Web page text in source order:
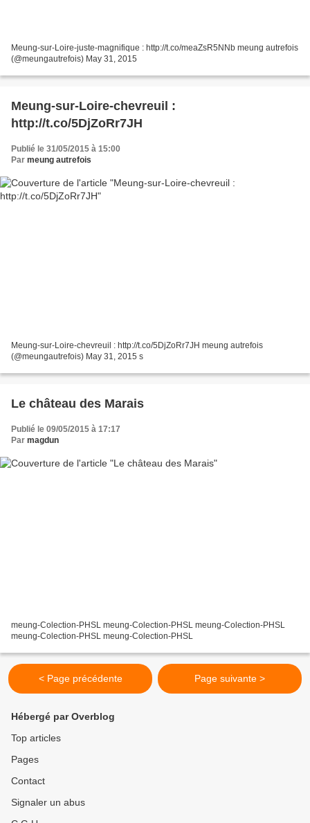
Meung-sur-Loire-juste-magnifique : http://t.co/meaZsR5NNb meung autrefois
(@meungautrefois) May 31, 2015
Meung-sur-Loire-chevreuil :
http://t.co/5DjZoRr7JH
Publié le 31/05/2015 à 15:00
Par meung autrefois
Meung-sur-Loire-chevreuil : http://t.co/5DjZoRr7JH meung autrefois
(@meungautrefois) May 31, 2015 s
Le château des Marais
Publié le 09/05/2015 à 17:17
Par magdun
meung-Colection-PHSL meung-Colection-PHSL meung-Colection-PHSL
meung-Colection-PHSL meung-Colection-PHSL
< Page précédente Page suivante >
Hébergé par Overblog
Top articles
Pages
Contact
Signaler un abus